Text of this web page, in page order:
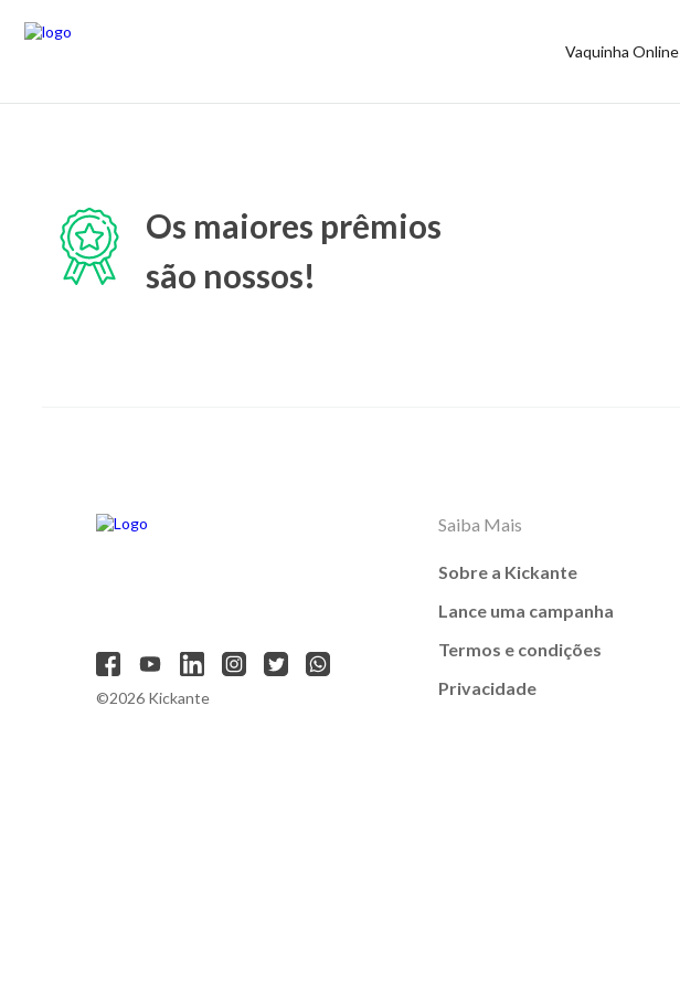
Vaquinha Online
Os maiores prêmios
são nossos!
©2026 Kickante
Saiba Mais
Sobre a Kickante
Lance uma campanha
Termos e condições
Privacidade